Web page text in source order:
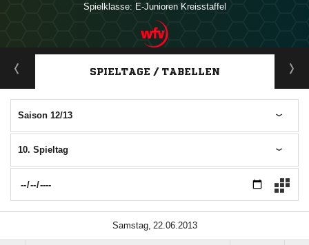
Spielklasse: E-Junioren Kreisstaffel
ANZEIGE
SPIELTAGE / TABELLEN
Saison 12/13
10. Spieltag
 